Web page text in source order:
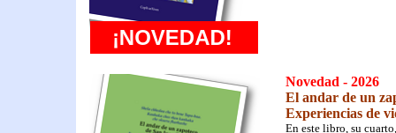
Novedad - 2026
El andar de un
Experiencias de
En este libro, su